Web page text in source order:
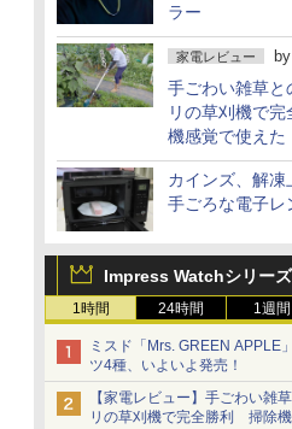
ラー
家電レビュー by
手ごわい雑草と
リの草刈機で
機感覚で使えた
カインズ、解凍
手ごろな電子レ
Impress Watchシリー
1時間 24時間 1週間
ミスド「Mrs. GREEN APPLE
ツ4種、いよいよ発売！
【家電レビュー】手ごわい雑
リの草刈機で完全勝利 掃除